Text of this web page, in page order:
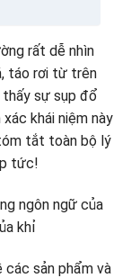
rất dễ nhìn
táo rơi từ trên
thấy sự sụp đổ
khái niệm này
tắt toàn bộ lý
tức!
ngôn ngữ của
khỉ
sản phẩm và